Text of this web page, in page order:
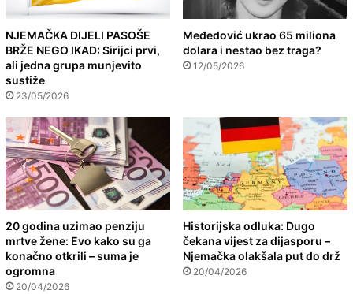
NJEMAČKA DIJELI PASOŠE
BRŽE NEGO IKAD: Sirijci prvi,
ali jedna grupa munjevito
sustiže
23/05/2026
Međedović ukrao 65 miliona
dolara i nestao bez traga?
12/05/2026
20 godina uzimao penziju
mrtve žene: Evo kako su ga
konačno otkrili – suma je
ogromna
20/04/2026
Historijska odluka: Dugo
čekana vijest za dijasporu –
Njemačka olakšala put do drž
20/04/2026